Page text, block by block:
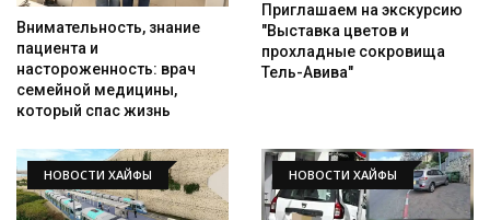
Внимательность, знание
пациента и
настороженность: врач
семейной медицины,
который спас жизнь
Приглашаем на экскурсию
"Выставка цветов и
прохладные сокровища
Тель-Авива"
НОВОСТИ ХАЙФЫ НОВОСТИ ХАЙФЫ